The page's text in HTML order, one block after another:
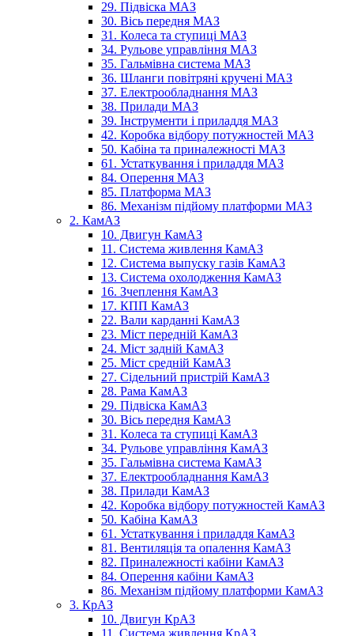
29. Підвіска МАЗ
30. Вісь передня МАЗ
31. Колеса та ступиці МАЗ
34. Рульове управління МАЗ
35. Гальмівна система МАЗ
36. Шланги повітряні кручені МАЗ
37. Електрообладнання МАЗ
38. Прилади МАЗ
39. Інструменти і приладдя МАЗ
42. Коробка відбору потужностей МАЗ
50. Кабіна та приналежності МАЗ
61. Устаткування і приладдя МАЗ
84. Оперення МАЗ
85. Платформа МАЗ
86. Механізм підйому платформи МАЗ
2. КамАЗ
10. Двигун КамАЗ
11. Система живлення КамАЗ
12. Система выпуску газів КамАЗ
13. Система охолодження КамАЗ
16. Зчеплення КамАЗ
17. КПП КамАЗ
22. Вали карданні КамАЗ
23. Міст передній КамАЗ
24. Міст задній КамАЗ
25. Міст средній КамАЗ
27. Сідельний пристрій КамАЗ
28. Рама КамАЗ
29. Підвіска КамАЗ
30. Вісь передня КамАЗ
31. Колеса та ступиці КамАЗ
34. Рульове управління КамАЗ
35. Гальмівна система КамАЗ
37. Електрообладнання КамАЗ
38. Прилади КамАЗ
42. Коробка відбору потужностей КамАЗ
50. Кабіна КамАЗ
61. Устаткування і приладдя КамАЗ
81. Вентиляція та опалення КамАЗ
82. Приналежності кабіни КамАЗ
84. Оперення кабіни КамАЗ
86. Механізм підйому платформи КамАЗ
3. КрАЗ
10. Двигун КрАЗ
11. Система живлення КрАЗ